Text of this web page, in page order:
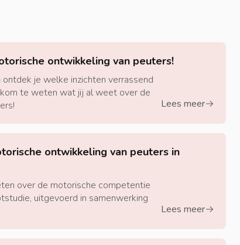
ontwikkeling van peuters!
je welke inzichten verrassend
te weten wat jij al weet over de
Lees meerarrow-right
ontwikkeling van peuters in
over de motorische competentie
uitgevoerd in samenwerking
Lees meerarrow-right